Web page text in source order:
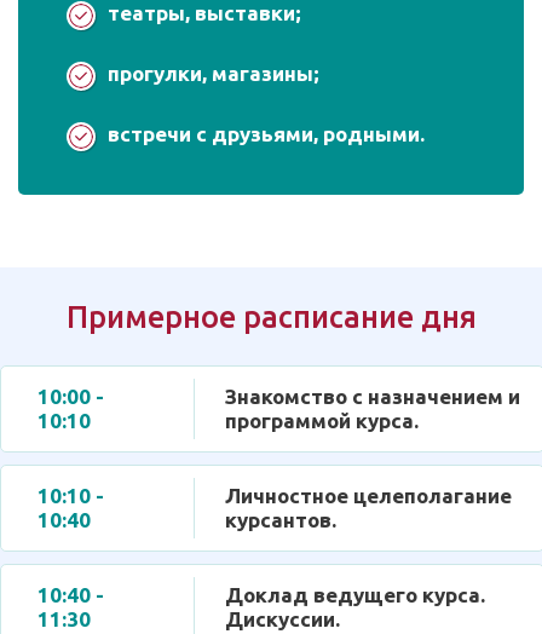
театры, выставки;
прогулки, магазины;
встречи с друзьями, родными.
Примерное расписание дня
10:00 -
10:10
Знакомство с назначением и
программой курса.
10:10 -
10:40
Личностное целеполагание
курсантов.
10:40 -
11:30
Доклад ведущего курса.
Дискуссии.